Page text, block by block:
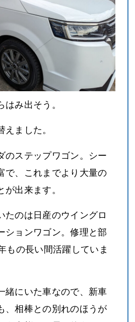
み出そう。
ました。
のステップワゴン。シー
で、これまでより大量の
出来ます。
たのは日産のウイングロ
ションワゴン。修理と部
もの長い間活躍していま
緒にいた車なので、新車
、相棒との別れのほうが